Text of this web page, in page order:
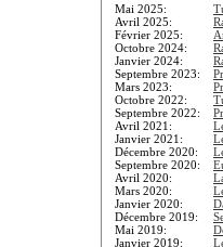
Mai 2025:
Avril 2025:
Février 2025:
Octobre 2024:
Janvier 2024:
Septembre 2023:
Mars 2023:
Octobre 2022:
Septembre 2022:
Avril 2021:
Janvier 2021:
Décembre 2020:
Septembre 2020:
Avril 2020:
Mars 2020:
Janvier 2020:
Décembre 2019:
Mai 2019:
Janvier 2019: